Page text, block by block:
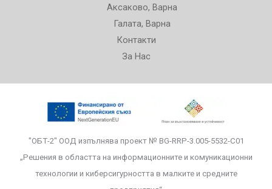
Аксаково, Варна
Галата, Варна
Контакти
За Нас
"ОБТ-2" ООД изпълнява проект № BG-RRP-3.005-5532-С01
„Решения в областта на информационните и комуникационни
технологии и киберсигурността в малките и средните